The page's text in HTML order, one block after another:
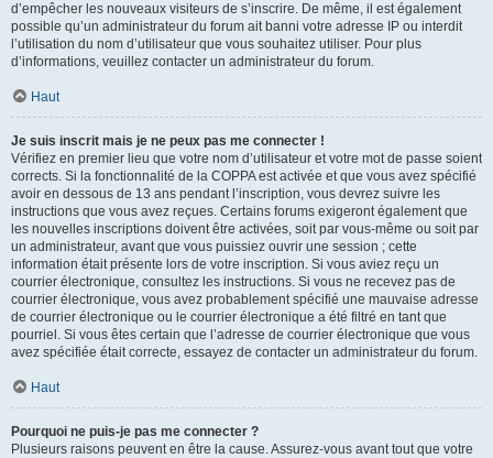
d’empêcher les nouveaux visiteurs de s’inscrire. De même, il est également
possible qu’un administrateur du forum ait banni votre adresse IP ou interdit
l’utilisation du nom d’utilisateur que vous souhaitez utiliser. Pour plus
d’informations, veuillez contacter un administrateur du forum.
Haut
Je suis inscrit mais je ne peux pas me connecter !
Vérifiez en premier lieu que votre nom d’utilisateur et votre mot de passe soient
corrects. Si la fonctionnalité de la COPPA est activée et que vous avez spécifié
avoir en dessous de 13 ans pendant l’inscription, vous devrez suivre les
instructions que vous avez reçues. Certains forums exigeront également que
les nouvelles inscriptions doivent être activées, soit par vous-même ou soit par
un administrateur, avant que vous puissiez ouvrir une session ; cette
information était présente lors de votre inscription. Si vous aviez reçu un
courrier électronique, consultez les instructions. Si vous ne recevez pas de
courrier électronique, vous avez probablement spécifié une mauvaise adresse
de courrier électronique ou le courrier électronique a été filtré en tant que
pourriel. Si vous êtes certain que l’adresse de courrier électronique que vous
avez spécifiée était correcte, essayez de contacter un administrateur du forum.
Haut
Pourquoi ne puis-je pas me connecter ?
Plusieurs raisons peuvent en être la cause. Assurez-vous avant tout que votre